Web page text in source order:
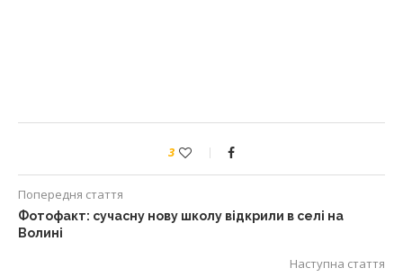
3
Попередня стаття
Фотофакт: сучасну нову школу відкрили в селі на
Волині
Наступна стаття